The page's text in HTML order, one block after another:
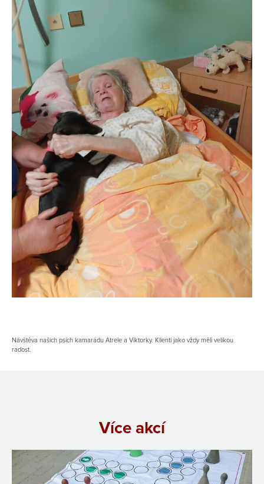
Návštěva našich psích kamarádu Atreie a Viktorky. Klienti jako vždy měli velikou
radost.
Více akcí